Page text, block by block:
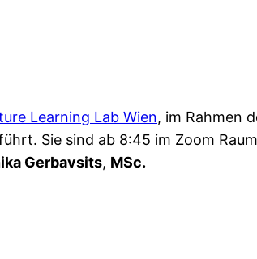
Learning Lab Wien, im Rahmen
Sie sind ab 8:45 im Zoom Raum
Gerbavsits, MSc.